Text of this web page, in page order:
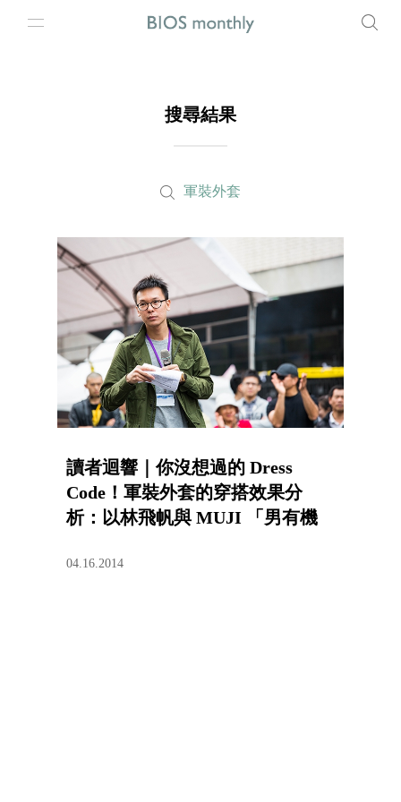
搜尋結果
軍裝外套
讀者迴響｜你沒想過的 Dress
Code！軍裝外套的穿搭效果分
析：以林飛帆與 MUJI 「男有機
04.16.2014